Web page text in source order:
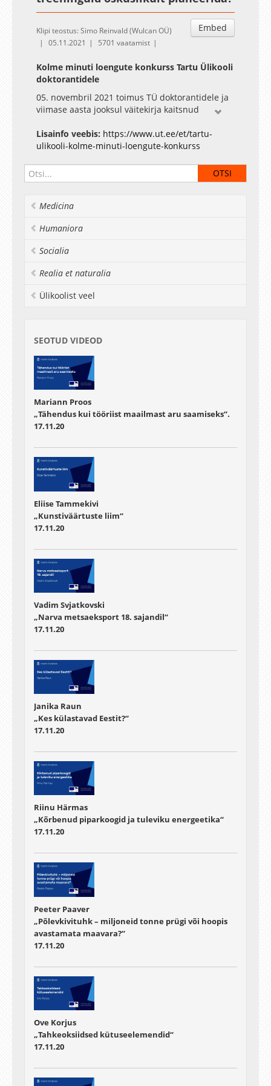
Embed
Klipi teostus: Simo Reinvald (Wulcan OÜ)
05.11.2021
5701 vaatamist
Kolme minuti loengute konkurss Tartu Ülikooli
doktorantidele
05. novembril 2021 toimus TÜ doktorantidele ja
viimase aasta jooksul väitekirja kaitsnud
konkurss, kus oma teadustööd või hiljutist
publikatsiooni laiemale avalikkusele tutvustada.
loengute seast valis žürii välja parimad, keda
ootas rahaline preemia ja võimalus esindada
toimuval kolme minuti loengute konkursi
Üritust toetab Euroopa Liidu Regionaalarengu
Lisainfo veebis: https://www.ut.ee/et/tartu-
ulikooli-kolme-minuti-loengute-konkurss
Medicina
Humaniora
Socialia
Realia et naturalia
Ülikoolist veel
SEOTUD VIDEOD
Mariann Proos
„Tähendus kui tööriist maailmast aru saamiseks“.
17.11.20
Eliise Tammekivi
„Kunstiväärtuste liim“
17.11.20
Vadim Svjatkovski
„Narva metsaeksport 18. sajandil“
17.11.20
Janika Raun
„Kes külastavad Eestit?“
17.11.20
Riinu Härmas
„Kõrbenud piparkoogid ja tuleviku energeetika“
17.11.20
Peeter Paaver
„Põlevkivituhk – miljoneid tonne prügi või hoopis
avastamata maavara?“
17.11.20
Ove Korjus
„Tahkeoksiidsed kütuseelemendid“
17.11.20